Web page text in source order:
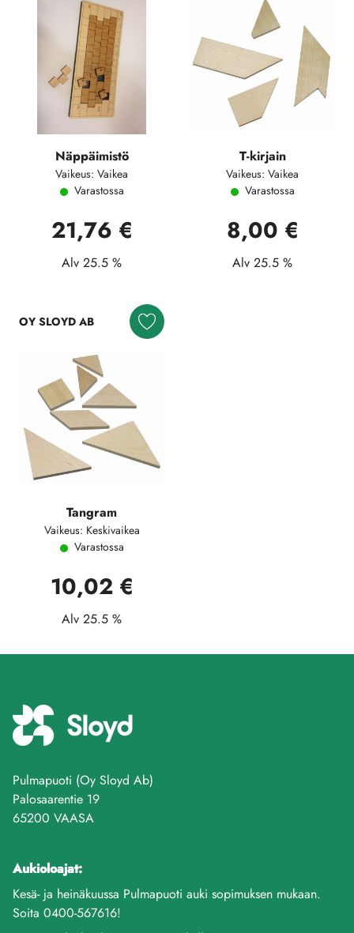
Näppäimistö
Vaikeus: Vaikea
Varastossa
21,76 €
Alv 25.5 %
T-kirjain
Vaikeus: Vaikea
Varastossa
8,00 €
Alv 25.5 %
OY SLOYD AB
Tangram
Vaikeus: Keskivaikea
Varastossa
10,02 €
Alv 25.5 %
Pulmapuoti (Oy Sloyd Ab)
Palosaarentie 19
65200 VAASA
Aukioloajat:
Kesä- ja heinäkuussa Pulmapuoti auki sopimuksen mukaan.
Soita 0400-567616!